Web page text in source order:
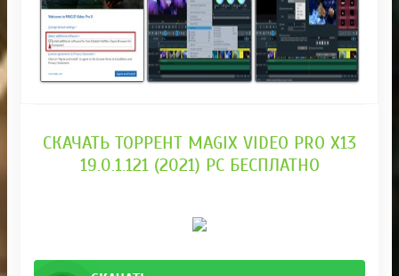
СКАЧАТЬ ТОРРЕНТ MAGIX VIDEO PRO X13
19.0.1.121 (2021) PC БЕСПЛАТНО